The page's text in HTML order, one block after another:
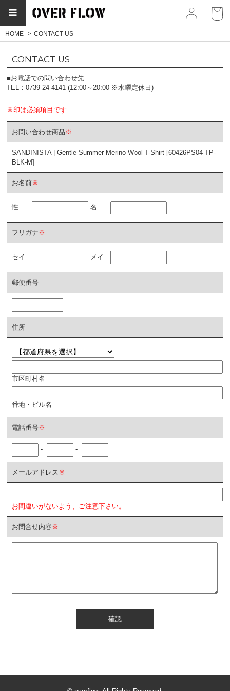
HOME CONTACT US
CONTACT US
■お電話での問い合わせ先
TEL：0739-24-4141 (12:00～20:00 ※水曜定休日)
※印は必須項目です
お問い合わせ商品 ※
SANDINISTA | Gentle Summer Merino Wool T-Shirt [60426PS04-TP-
BLK-M]
お名前※
性 名
フリガナ ※
セイ メイ
郵便番号
住所
市区町村名
番地・ビル名
電話番号※
- -
メールアドレス ※
お間違いがないよう、ご注意下さい。
お問合せ内容 ※
確認